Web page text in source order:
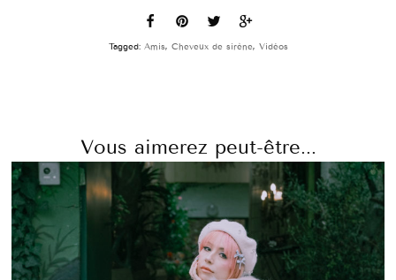
Tagged: Amis, Cheveux de sirène, Vidéos
Vous aimerez peut-être...